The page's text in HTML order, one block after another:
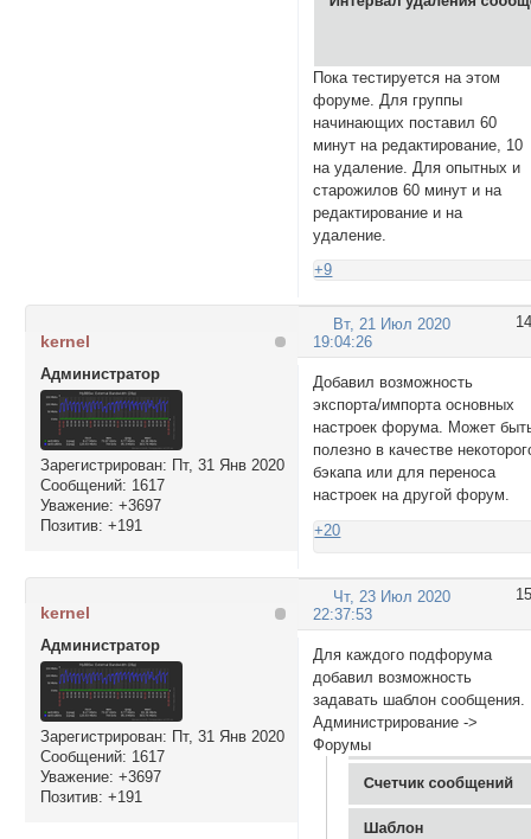
Пока тестируется на этом
форуме. Для группы
начинающих поставил 60
минут на редактирование, 10
на удаление. Для опытных и
старожилов 60 минут и на
редактирование и на
удаление.
+9
14
Вт, 21 Июл 2020
19:04:26
kernel
Администратор
Зарегистрирован: Пт, 31 Янв 2020
Сообщений: 1617
Уважение: +3697
Позитив: +191
Добавил возможность
экспорта/импорта основных
настроек форума. Может
полезно в качестве
бэкапа или для переноса
настроек на другой форум.
+20
15
Чт, 23 Июл 2020
22:37:53
kernel
Администратор
Зарегистрирован: Пт, 31 Янв 2020
Сообщений: 1617
Уважение: +3697
Позитив: +191
Для каждого подфорума
добавил возможность
задавать шаблон сообщения.
Администрирование ->
Форумы